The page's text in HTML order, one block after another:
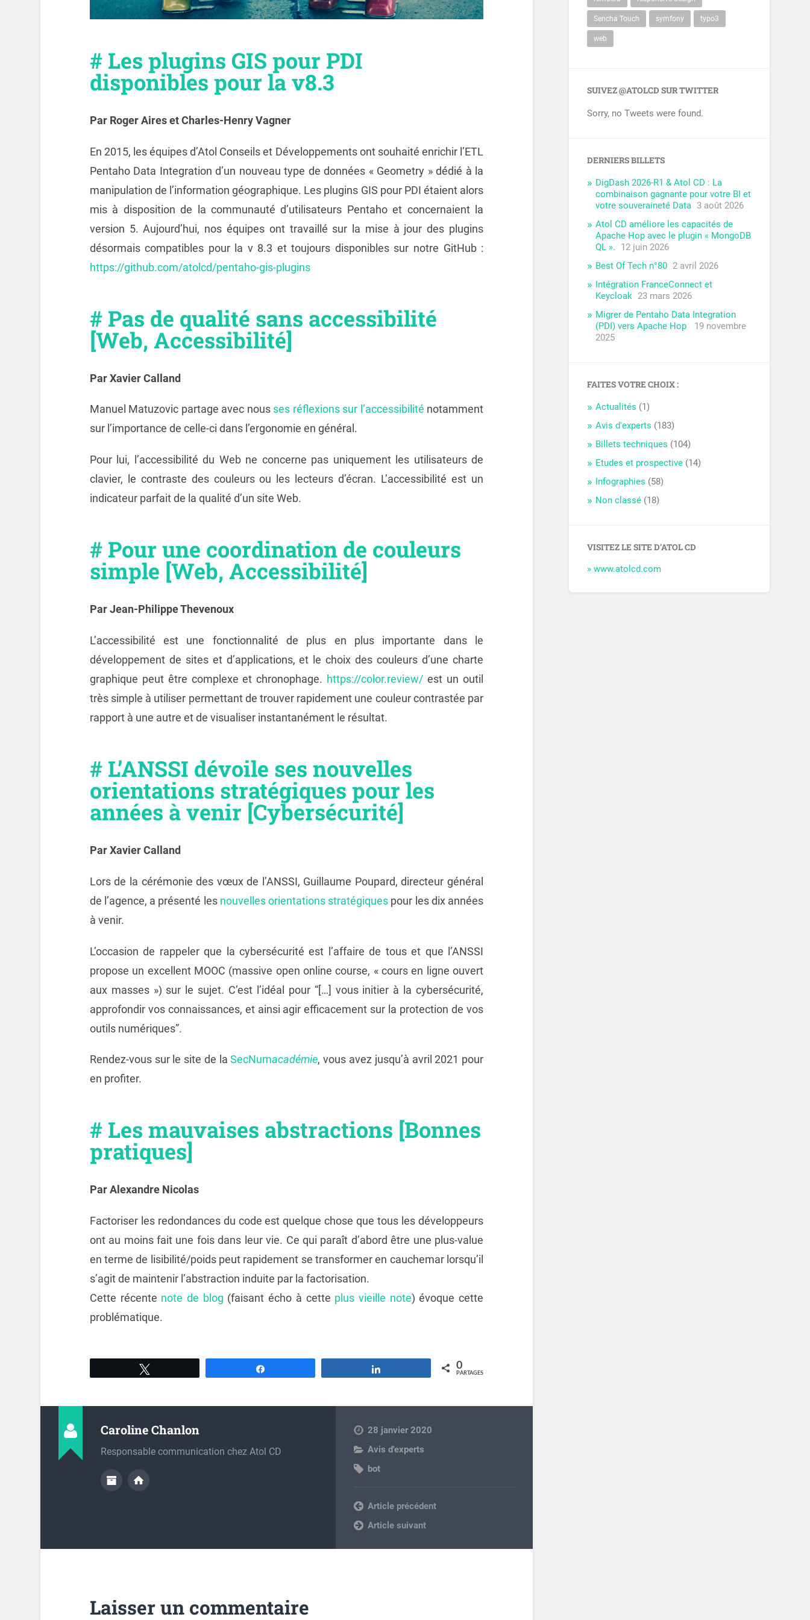
# Les plugins GIS pour PDI
disponibles pour la v8.3
Par Roger Aires et Charles-Henry Vagner
En 2015, les équipes d’Atol Conseils et Développements ont souhaité enrichir l’ETL
Pentaho Data Integration d’un nouveau type de données « Geometry » dédié à la
manipulation de l’information géographique. Les plugins GIS pour PDI étaient alors
mis à disposition de la communauté d’utilisateurs Pentaho et concernaient la
version 5. Aujourd’hui, nos équipes ont travaillé sur la mise à jour des plugins
désormais compatibles pour la v 8.3 et toujours disponibles sur notre GitHub :
https://github.com/atolcd/pentaho-gis-plugins
# Pas de qualité sans accessibilité
[Web, Accessibilité]
Par Xavier Calland
Manuel Matuzovic partage avec nous ses réflexions sur l’accessibilité notamment
sur l’importance de celle-ci dans l’ergonomie en général.
Pour lui, l’accessibilité du Web ne concerne pas uniquement les utilisateurs de
clavier, le contraste des couleurs ou les lecteurs d’écran. L’accessibilité est un
indicateur parfait de la qualité d’un site Web.
# Pour une coordination de couleurs
simple [Web, Accessibilité]
Par Jean-Philippe Thevenoux
L’accessibilité est une fonctionnalité de plus en plus importante dans le
développement de sites et d’applications, et le choix des couleurs d’une charte
graphique peut être complexe et chronophage. https://color.review/ est un outil
très simple à utiliser permettant de trouver rapidement une couleur contrastée par
rapport à une autre et de visualiser instantanément le résultat.
# L’ANSSI dévoile ses nouvelles
orientations stratégiques pour les
années à venir [Cybersécurité]
Par Xavier Calland
Lors de la cérémonie des vœux de l’ANSSI, Guillaume Poupard, directeur général
de l’agence, a présenté les nouvelles orientations stratégiques pour les dix années
à venir.
L’occasion de rappeler que la cybersécurité est l’affaire de tous et que l’ANSSI
propose un excellent MOOC (massive open online course, « cours en ligne ouvert
aux masses ») sur le sujet. C’est l’idéal pour “[…] vous initier à la cybersécurité,
approfondir vos connaissances, et ainsi agir efficacement sur la protection de vos
outils numériques”.
Rendez-vous sur le site de laSecNumacadémie, vous avez jusqu’à avril 2021 pour
en profiter.
# Les mauvaises abstractions [Bonnes
pratiques]
Par Alexandre Nicolas
Factoriser les redondances du code est quelque chose que tous les développeurs
ont au moins fait une fois dans leur vie. Ce qui paraît d’abord être une plus-value
en terme de lisibilité/poids peut rapidement se transformer en cauchemar lorsqu’il
s’agit de maintenir l’abstraction induite par la factorisation.
Cette récente note de blog (faisant écho à cette plus vieille note) évoque cette
problématique.
0
PARTAGES
Caroline Chanlon
Responsable communication chez Atol CD
28 janvier 2020
Avis d'experts
bot
Previous post
Next post
Laisser un commentaire
Sencha Touch symfony typo3
web
SUIVEZ @ATOLCD SUR TWITTER
Sorry, no Tweets were found.
DERNIERS BILLETS
DigDash 2026-R1 & Atol CD : La
combinaison gagnante pour votre BI et
votre souveraineté Data 3 août 2026
Atol CD améliore les capacités de
Apache Hop avec le plugin « MongoDB
QL ».
12 juin 2026
Best Of Tech n°80 2 avril 2026
Intégration FranceConnect et
Keycloak 23 mars 2026
Migrer de Pentaho Data Integration
(PDI) vers Apache Hop
19 novembre
2025
FAITES VOTRE CHOIX :
Actualités (1)
Avis d'experts (183)
Billets techniques (104)
Etudes et prospective (14)
Infographies (58)
Non classé (18)
VISITEZ LE SITE D’ATOL CD
» www.atolcd.com